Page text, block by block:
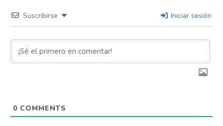
Suscribirse Iniciar sesión
0 COMMENTS